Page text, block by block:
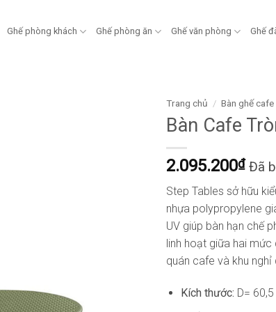
Ghế phòng khách Ghế phòng ăn Ghế văn phòng Ghế
Trang chủ / Bàn ghế cafe
Bàn Cafe
2.095.200₫ Đã
Step Tables sở hữu
nhựa polypropylene
UV giúp bàn hạn chế
linh hoạt giữa hai
quán cafe và khu nghỉ
Kích thước: D=